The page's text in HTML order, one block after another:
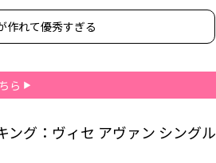
作れて優秀すぎる
ら
ング：ヴィセ アヴァン シングル